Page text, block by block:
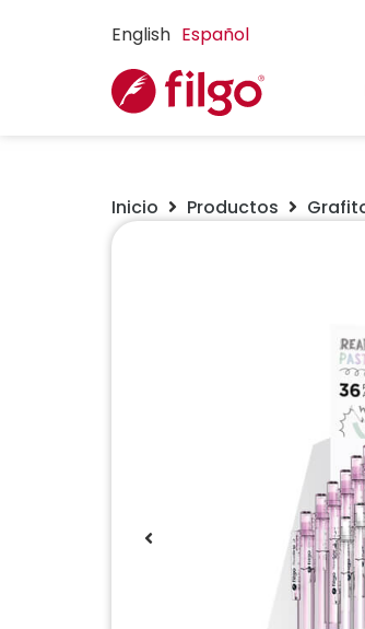
English Español
Inicio Productos